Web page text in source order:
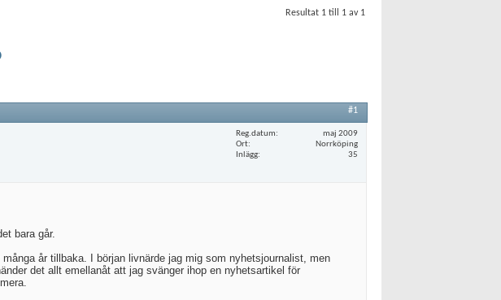
Resultat 1 till 1 av 1
#1
Reg.datum
maj 2009
Ort
Norrköping
Inlägg
35
bara går.
år tillbaka. I början livnärde jag mig som nyhetsjournalist, men
det allt emellanåt att jag svänger ihop en nyhetsartikel för